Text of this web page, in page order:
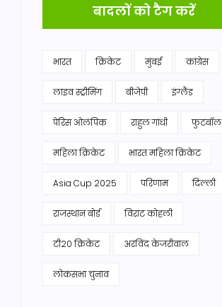
बादलों को टैग करें
भारत क्रिकेट मुंबई कांग्रेस
लाइव स्ट्रीमिंग बीजेपी इंग्लैंड
पेरिस ओलंपिक राहुल गांधी फुटबॉल
महिला क्रिकेट भारत महिला क्रिकेट
Asia Cup 2025 परिणाम दिल्ली
राजस्थान बोर्ड विराट कोहली
टी20 क्रिकेट अरविंद केजरीवाल
लोकसभा चुनाव